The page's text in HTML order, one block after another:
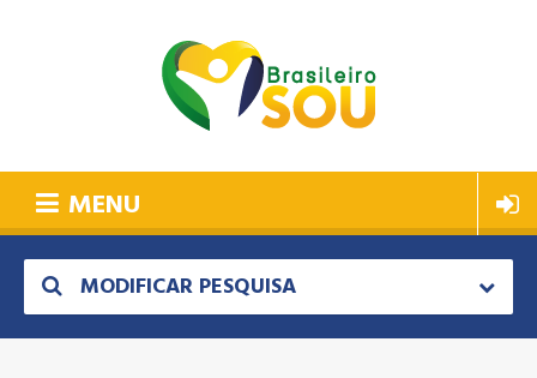
MENU
MODIFICAR PESQUISA